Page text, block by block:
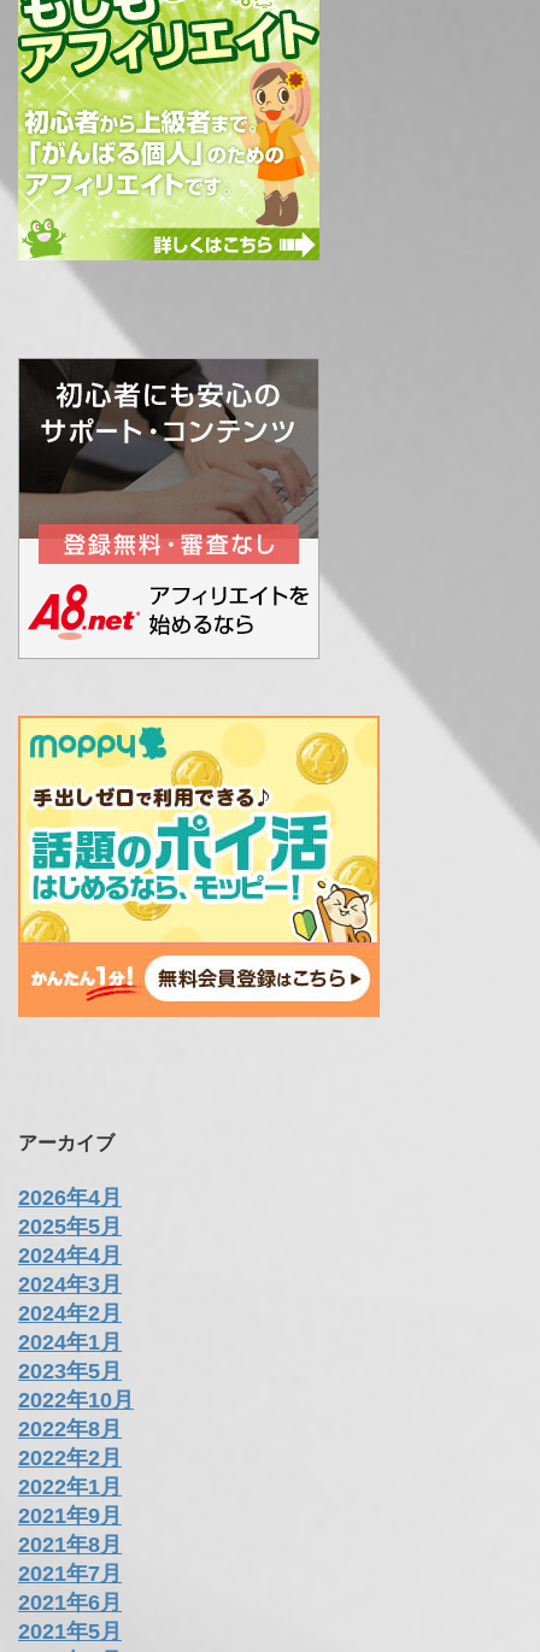
アーカイブ
2026年4月
2025年5月
2024年4月
2024年3月
2024年2月
2024年1月
2023年5月
2022年10月
2022年8月
2022年2月
2022年1月
2021年9月
2021年8月
2021年7月
2021年6月
2021年5月